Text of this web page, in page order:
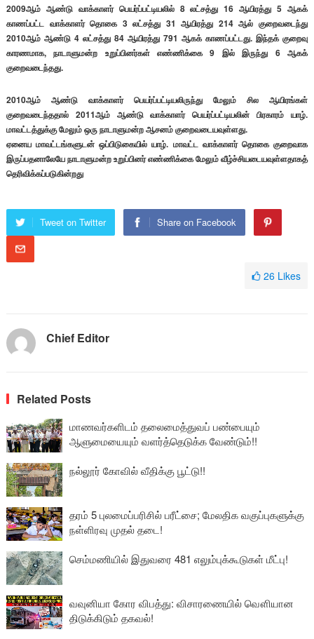
2009ஆம் ஆண்டு வாக்காளர் பெயர்ப்பட்டியலில் 8 லட்சத்து 16 ஆயிரத்து 5 ஆகக்
காணப்பட்ட வாக்காளர் தொகை 3 லட்சத்து 31 ஆயிரத்து 214 ஆல் குறைவடைந்து
2010ஆம் ஆண்டு 4 லட்சத்து 84 ஆயிரத்து 791 ஆகக் காணப்பட்டது. இந்தக் குறைவு
காரணமாக, நாடாளுமன்ற உறுப்பினர்கள் எண்ணிக்கை 9 இல் இருந்து 6 ஆகக்
குறைவடைந்தது.
2010ஆம் ஆண்டு வாக்காளர் பெயர்ப்பட்டியலிருந்து மேலும் சில ஆயிரங்கள்
குறைவடைந்ததால் 2011ஆம் ஆண்டு வாக்காளர் பெயர்ப்பட்டியலின் பிரகாரம் யாழ்.
மாவட்டத்துக்கு மேலும் ஒரு நாடாளுமன்ற ஆசனம் குறைவடையவுள்ளது.
ஏனைய மாவட்டங்களுடன் ஒப்பிடுகையில் யாழ். மாவட்ட வாக்காளர் தொகை குறைவாக
இருப்பதனாலேயே நாடாளுமன்ற உறுப்பினர் எண்ணிக்கை மேலும் வீழ்ச்சியடையவுள்ளதாகத்
தெரிவிக்கப்படுகின்றது
Tweet on Twitter Share on Facebook
26 Likes
Chief Editor
Related Posts
மாணவர்களிடம் தலைமைத்துவப் பண்பையும்
ஆளுமையையும் வளர்த்தெடுக்க வேண்டும்!!
நல்லூர் கோவில் வீதிக்கு பூட்டு!!
தரம் 5 புலமைப்பரிசில் பரீட்சை; மேலதிக வகுப்புகளுக்கு
நள்ளிரவு முதல் தடை!
செம்மணியில் இதுவரை 481 எலும்புக்கூடுகள் மீட்பு!
வவுனியா கோர விபத்து: விசாரணையில் வௌியான
திடுக்கிடும் தகவல்!